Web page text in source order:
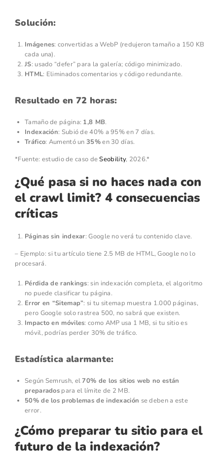
Solución:
Imágenes: convertidas a WebP (redujeron tamaño a 150 KB
cada una).
JS: usado “defer” para la galería; código minimizado.
HTML: Eliminados comentarios y código redundante.
Resultado en 72 horas:
Tamaño de página: 1,8 MB.
Indexación: Subió de 40% a 95% en 7 días.
Tráfico: Aumentó un35%en 30 días.
*Fuente: estudio de caso deSeobility, 2026.*
¿Qué pasa si no haces nada con
el crawl limit? 4 consecuencias
críticas
Páginas sin indexar: Google no verá tu contenido clave.
– Ejemplo: si tu artículo tiene 2.5 MB de HTML, Google no lo
procesará.
Pérdida de rankings: sin indexación completa, el algoritmo
no puede clasificar tu página.
Error en “Sitemap”: si tu sitemap muestra 1.000 páginas,
pero Google solo rastrea 500, no sabrá que existen.
Impacto en móviles: como AMP usa 1 MB, si tu sitio es
móvil, podrías perder 30% de tráfico.
Estadística alarmante:
Según Semrush, el70% de los sitios web no están
preparados para el límite de 2 MB.
50% de los problemas de indexación se deben a este
error.
¿Cómo preparar tu sitio para el
futuro de la indexación?